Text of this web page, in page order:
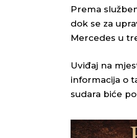
Prema
dok se za
Mercedes u
Uviđaj na
informacija o
sudara biće